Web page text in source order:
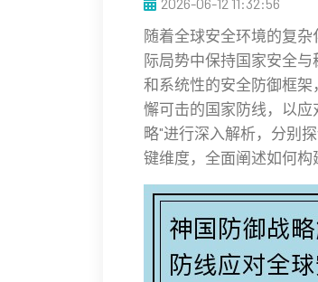
随着全球安全环境的复
际局势中保持国家安全
和系统性的安全防御框
懈可击的国家防线，以
略"进行深入解析，分别
键维度，全面阐述如何构